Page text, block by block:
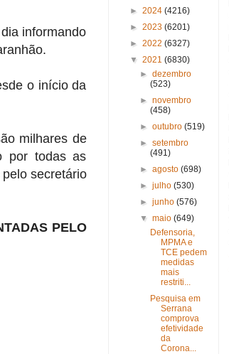
informando
o início da
milhares de
por todas as
secretário
PELO
► 2024 (4216)
► 2023 (6201)
► 2022 (6327)
▼ 2021 (6830)
► dezembro
(523)
► novembro
(458)
► outubro (519)
► setembro
(491)
► agosto (698)
► julho (530)
► junho (576)
▼ maio (649)
Defensoria,
MPMA e
TCE pedem
medidas
mais
restriti...
Pesquisa em
Serrana
comprova
efetividade
da
Corona...